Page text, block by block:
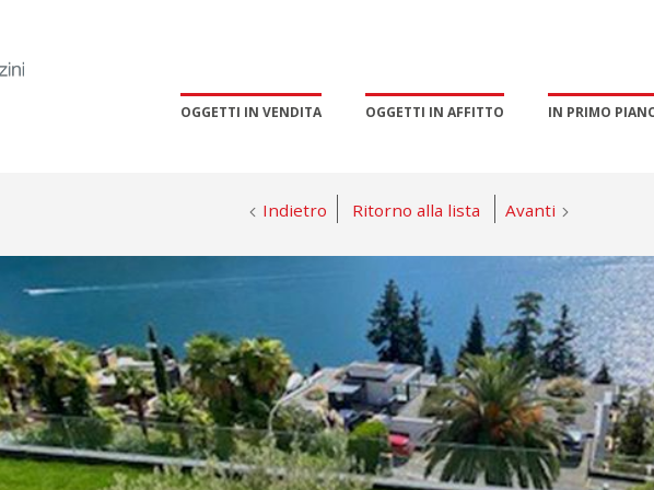
OGGETTI IN VENDITA OGGETTI IN AFFITTO IN PRIMO
GESTIONE ESCLUSIVA
Indietro Ritorno alla lista Avanti